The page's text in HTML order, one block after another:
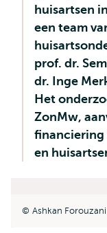
huisartsen
een team
prof. dr.
dr. Inge
Het
ZonMw,
financiering
en
Ashkan